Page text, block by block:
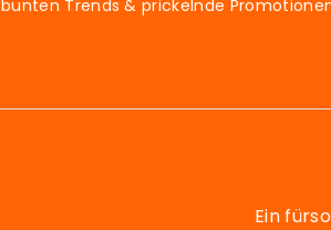
bunten Trends & prickelnde
Ein